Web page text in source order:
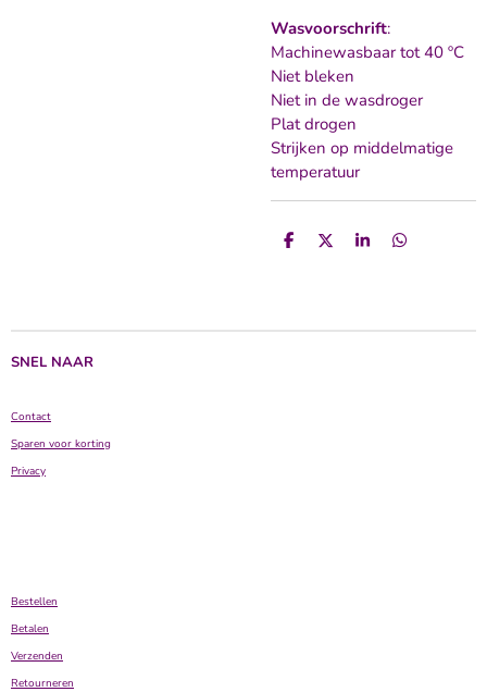
Wasvoorschrift:
Machinewasbaar tot 40 ºC
Niet bleken
Niet in de wasdroger
Plat drogen
Strijken op middelmatige
temperatuur
D
D
S
D
SNEL NAAR
Contact
Sparen voor korting
Privacy
Bestellen
Betalen
Verzenden
Retourneren